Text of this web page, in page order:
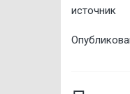
источник